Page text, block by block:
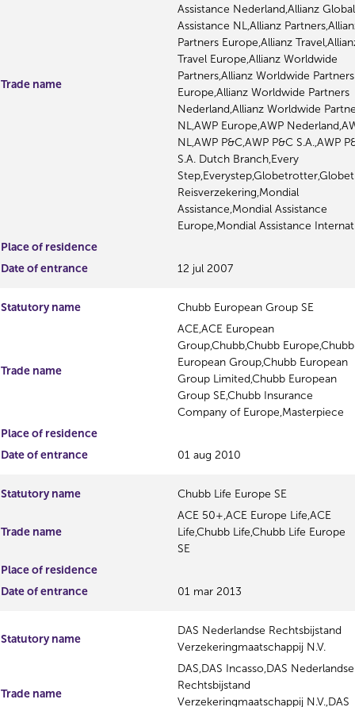
Trade name
Assistance Nederland,Allianz Global
Assistance NL,Allianz
Partners Europe,Allianz
Travel Europe,Allianz Worldwide
Partners,Allianz Worldwide Partners
Europe,Allianz Worldwide Partners
Nederland,Allianz Worldwide
NL,AWP Europe,AWP
NL,AWP P&C,AWP P&C S.A.,AWP
S.A. Dutch Branch,Every
Reisverzekering,Mondial
Assistance,Mondial Assistance
Europe,Mondial Assistance
Place of residence
Date of entrance
12 jul 2007
Statutory name Chubb European Group SE
Trade name
ACE,ACE European
Group,Chubb,Chubb Europe,Chubb
European Group,Chubb European
Group Limited,Chubb European
Group SE,Chubb Insurance
Company of Europe,Masterpiece
Place of residence
Date of entrance
01 aug 2010
Statutory name Chubb Life Europe SE
Trade name
ACE 50+,ACE Europe Life,ACE
Life,Chubb Life,Chubb Life Europe
SE
Place of residence
Date of entrance
01 mar 2013
Statutory name
DAS Nederlandse Rechtsbijstand
Verzekeringmaatschappij N.V.
Trade name
DAS,DAS Incasso,DAS Nederlandse
Rechtsbijstand
Verzekeringmaatschappij N.V.,DAS